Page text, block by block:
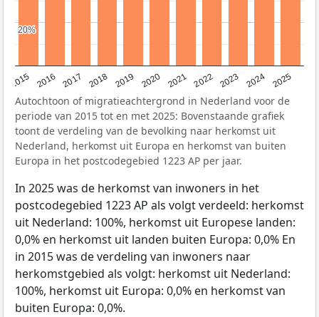
2015 2016 2017 2018 2019 2020 2021 2022 2023 2024 2025
20%
20%
Autochtoon of migratieachtergrond in Nederland voor de
periode van 2015 tot en met 2025: Bovenstaande grafiek
toont de verdeling van de bevolking naar herkomst uit
Nederland, herkomst uit Europa en herkomst van buiten
Europa in het postcodegebied 1223 AP per jaar.
In 2025 was de herkomst van inwoners in het
postcodegebied 1223 AP als volgt verdeeld: herkomst
uit Nederland: 100%, herkomst uit Europese landen:
0,0% en herkomst uit landen buiten Europa: 0,0% En
in 2015 was de verdeling van inwoners naar
herkomstgebied als volgt: herkomst uit Nederland:
100%, herkomst uit Europa: 0,0% en herkomst van
buiten Europa: 0,0%.